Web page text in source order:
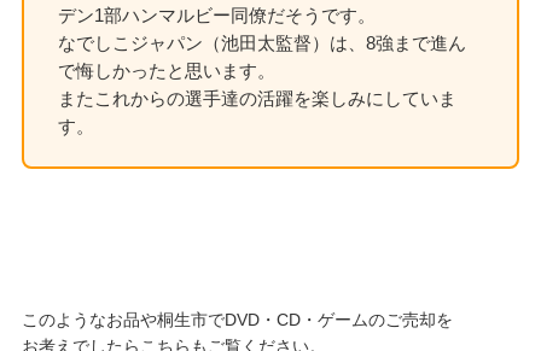
デン1部ハンマルビー同僚だそうです。
なでしこジャパン（池田太監督）は、8強まで進ん
で悔しかったと思います。
またこれからの選手達の活躍を楽しみにしていま
す。
このようなお品や桐生市でDVD・CD・ゲームのご売却を
お考えでしたらこちらもご覧ください。